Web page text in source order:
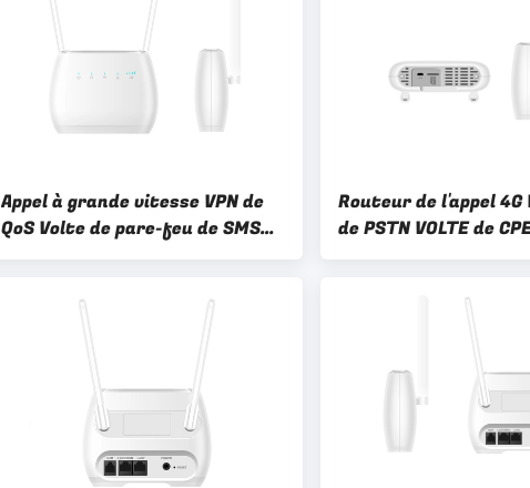
Appel à grande vitesse VPN de
QoS Volte de pare-feu de SMS
de routeur de 4G WIFI LTE
Routeur de l'appel 4G
de PSTN VOLTE de
de 4G LTE Mifi avec